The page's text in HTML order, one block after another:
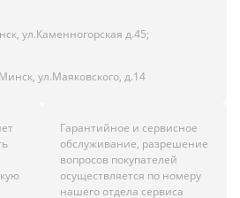
ул.Каменногорская д.45;
ул.Маяковского, д.14
Гарантийное и сервисное
обслуживание, разрешение
вопросов покупателей
осуществляется по номеру
нашего отдела сервиса